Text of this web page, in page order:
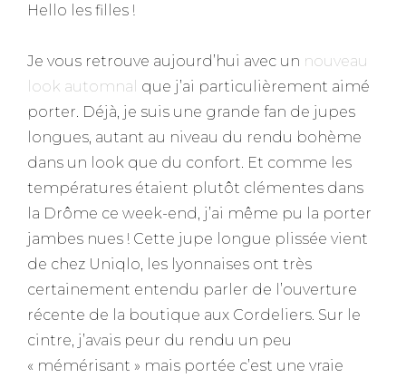
Hello les filles !
Je vous retrouve aujourd’hui avec un nouveau
look automnal que j’ai particulièrement aimé
porter. Déjà, je suis une grande fan de jupes
longues, autant au niveau du rendu bohème
dans un look que du confort. Et comme les
températures étaient plutôt clémentes dans
la Drôme ce week-end, j’ai même pu la porter
jambes nues ! Cette jupe longue plissée vient
de chez Uniqlo, les lyonnaises ont très
certainement entendu parler de l’ouverture
récente de la boutique aux Cordeliers. Sur le
cintre, j’avais peur du rendu un peu
« mémérisant » mais portée c’est une vraie